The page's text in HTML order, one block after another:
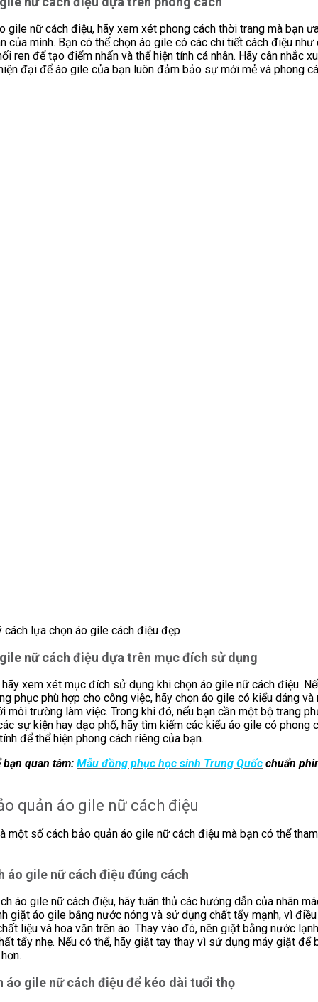
gile nữ cách điệu, hãy xem xét phong cách thời trang mà bạn
của mình. Bạn có thể chọn áo gile có các chi tiết cách điệu như
ren để tạo điểm nhấn và thể hiện tính cá nhân. Hãy cân nhắc
đại để áo gile của bạn luôn đảm bảo sự mới mẻ và phong
cách lựa chọn áo gile cách điệu đẹp
nữ cách điệu dựa trên mục đích sử dụng
hãy xem xét mục đích sử dụng khi chọn áo gile nữ cách điệu.
phục phù hợp cho công việc, hãy chọn áo gile có kiểu dáng và
môi trường làm việc. Trong khi đó, nếu bạn cần một bộ trang
sự kiện hay dạo phố, hãy tìm kiếm các kiểu áo gile có phong
để thể hiện phong cách riêng của bạn.
bạn quan tâm: Mẫu đồng phục học sinh Trung Quốc chuẩn
quản áo gile nữ cách điệu
một số cách bảo quản áo gile nữ cách điệu mà bạn có thể
áo gile nữ cách điệu đúng cách
áo gile nữ cách điệu, hãy tuân thủ các hướng dẫn của nhãn
giặt áo gile bằng nước nóng và sử dụng chất tẩy mạnh, vì
liệu và hoa văn trên áo. Thay vào đó, nên giặt bằng nước
tẩy nhẹ. Nếu có thể, hãy giặt tay thay vì sử dụng máy giặt để
áo gile nữ cách điệu để kéo dài tuổi thọ